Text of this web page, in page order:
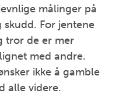
målinger på
For jentene
tror de er mer
med andre.
ikke å gamble
alle videre.